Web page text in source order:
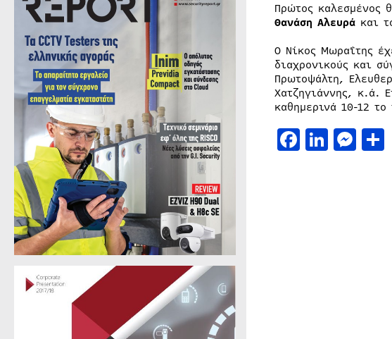
Πρώτος καλεσμένος
Θανάση Αλευράκαι
Ο Νίκος Μωραΐτης
διαχρονικούς και
Πρωτοψάλτη,
Χατζηγιάννης, κ.ά.
καθημερινά 10-12
Facebook